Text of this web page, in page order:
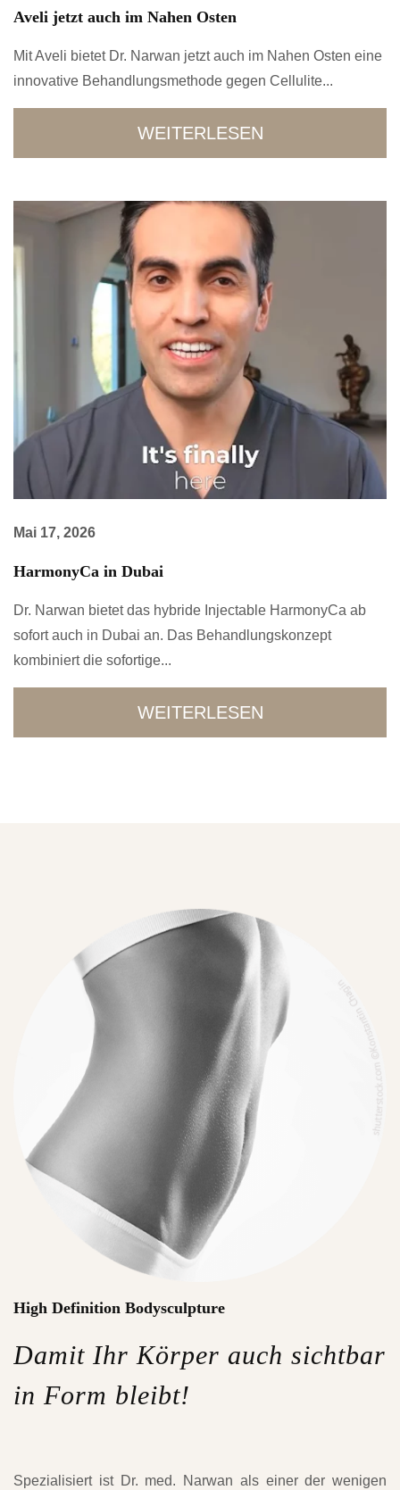
Aveli jetzt auch im Nahen Osten
Mit Aveli bietet Dr. Narwan jetzt auch im Nahen Osten eine
innovative Behandlungsmethode gegen Cellulite...
WEITERLESEN
Mai 17, 2026
HarmonyCa in Dubai
Dr. Narwan bietet das hybride Injectable HarmonyCa ab
sofort auch in Dubai an. Das Behandlungskonzept
kombiniert die sofortige...
WEITERLESEN
High Definition Bodysculpture
Damit Ihr Körper auch sichtbar
in Form bleibt!
Spezialisiert ist Dr. med. Narwan als einer der wenigen